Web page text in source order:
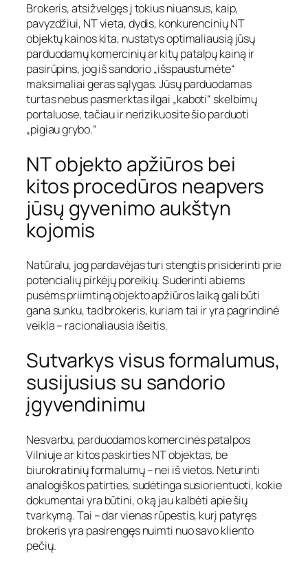
Brokeris, atsižvelgęs į tokius niuansus, kaip,
pavyzdžiui, NT vieta, dydis, konkurencinių NT
objektų kainos kita, nustatys optimaliausią jūsų
parduodamų komercinių ar kitų patalpų kainą ir
pasirūpins, jog iš sandorio „išspaustumėte“
maksimaliai geras sąlygas. Jūsų parduodamas
turtas nebus pasmerktas ilgai „kaboti“ skelbimų
portaluose, tačiau ir nerizikuosite šio parduoti
„pigiau grybo.“
NT objekto apžiūros bei
kitos procedūros neapvers
jūsų gyvenimo aukštyn
kojomis
Natūralu, jog pardavėjas turi stengtis prisiderinti prie
potencialių pirkėjų poreikių. Suderinti abiems
pusėms priimtiną objekto apžiūros laiką gali būti
gana sunku, tad brokeris, kuriam tai ir yra pagrindinė
veikla – racionaliausia išeitis.
Sutvarkys visus formalumus,
susijusius su sandorio
įgyvendinimu
Nesvarbu, parduodamos komercinės patalpos
Vilniuje ar kitos paskirties NT objektas, be
biurokratinių formalumų – nei iš vietos. Neturinti
analogiškos patirties, sudėtinga susiorientuoti, kokie
dokumentai yra būtini, o ką jau kalbėti apie šių
tvarkymą. Tai – dar vienas rūpestis, kurį patyręs
brokeris yra pasirengęs nuimti nuo savo kliento
pečių.